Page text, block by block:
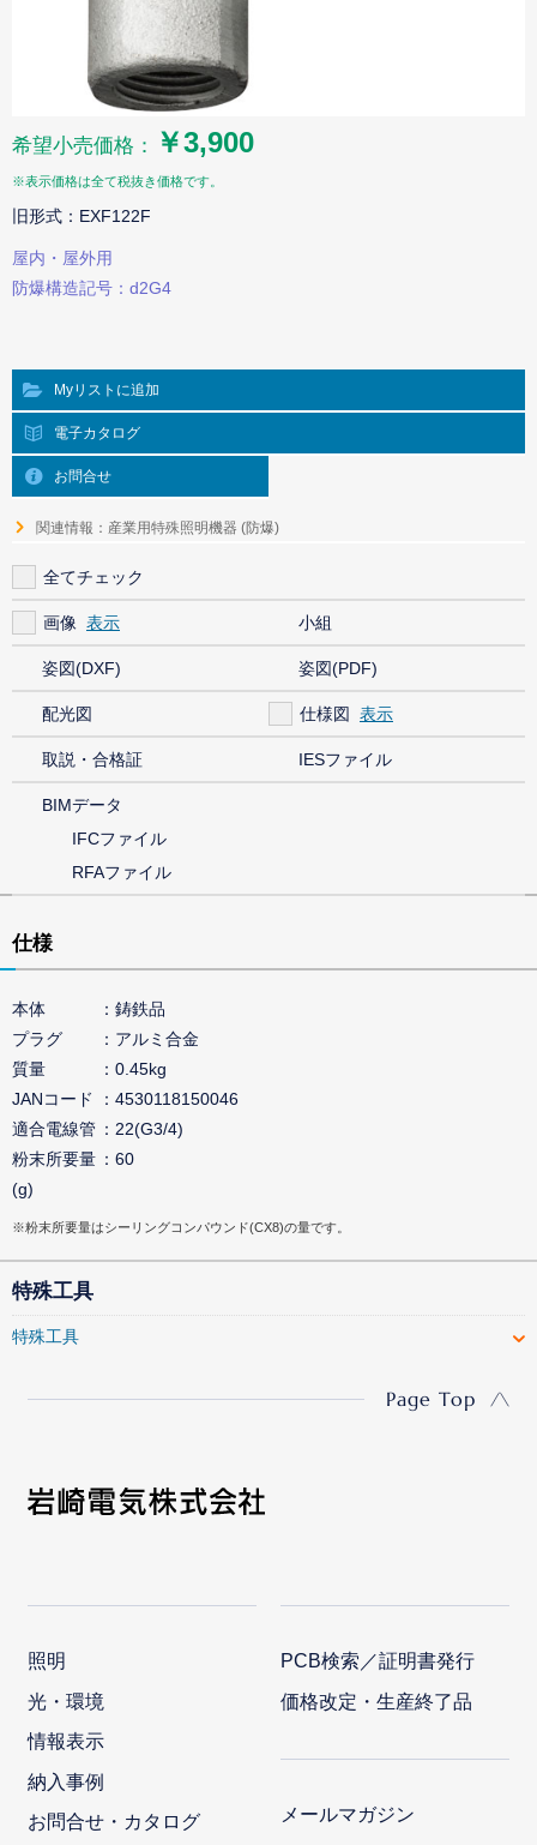
希望小売価格： ￥3,900
※表示価格は全て税抜き価格です。
旧形式：EXF122F
屋内・屋外用
防爆構造記号：d2G4
Myリストに追加
電子カタログ
お問合せ
関連情報：産業用特殊照明機器 (防爆)
全てチェック
画像 小組
姿図(DXF) 姿図(PDF)
配光図 仕様図
取説・合格証 IESファイル
BIMデータ
IFCファイル
RFAファイル
仕様
本体
鋳鉄品
プラグ
アルミ合金
質量
0.45kg
JANコード
4530118150046
適合電線管
22(G3/4)
粉末所要量
(g)
60
※粉末所要量はシーリングコンパウンド(CX8)の量です。
特殊工具
特殊工具
Page Top
照明
光・環境
情報表示
納入事例
お問合せ・カタログ
PCB検索／証明書発行
価格改定・生産終了品
メールマガジン